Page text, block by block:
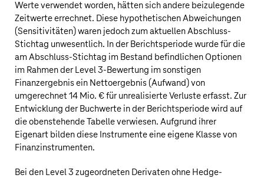
Werte verwendet worden, hätten sich andere beizulegende
Zeitwerte errechnet. Diese hypothetischen Abweichungen
(Sensitivitäten) waren jedoch zum aktuellen Abschluss-
Stichtag unwesentlich. In der Berichtsperiode wurde für die
am Abschluss-Stichtag im Bestand befindlichen Optionen
im Rahmen der Level 3-Bewertung im sonstigen
Finanzergebnis ein Nettoergebnis (Aufwand) von
umgerechnet14 Mio. €für unrealisierte Verluste erfasst. Zur
Entwicklung der Buchwerte in der Berichtsperiode wird auf
die obenstehende Tabelle verwiesen. Aufgrund ihrer
Eigenart bilden diese Instrumente eine eigene Klasse von
Finanzinstrumenten.
Bei den Level 3 zugeordneten Derivaten ohne Hedge-